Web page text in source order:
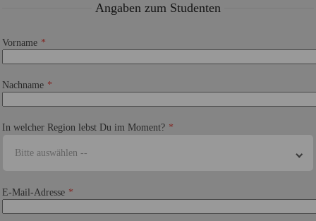
Angaben zum Studenten
Vorname
Nachname
In welcher Region lebst Du im Moment?
Bitte auswählen --
E-Mail-Adresse